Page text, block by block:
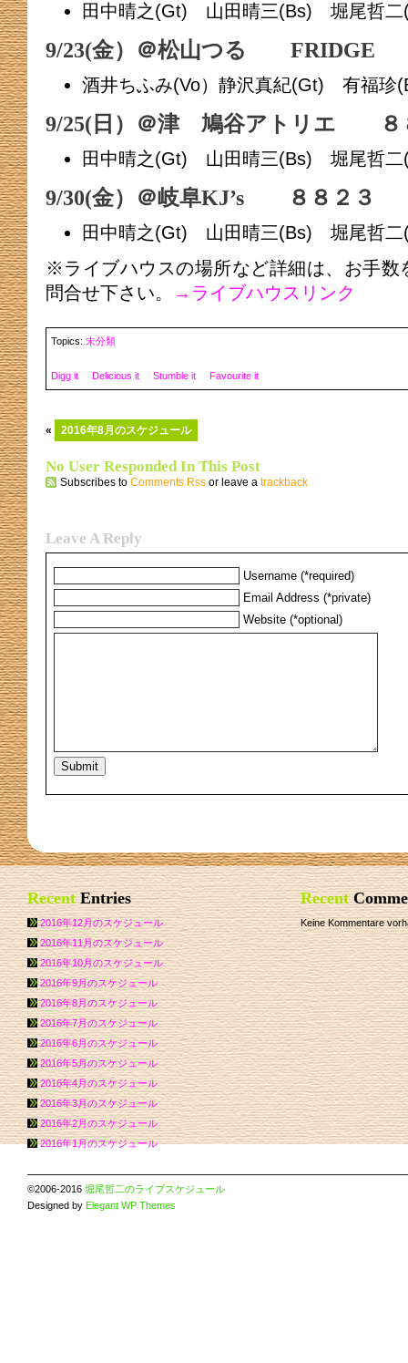
田中晴之(Gt) 山田晴三(Bs) 堀尾哲
9/23(金）＠松山つる
酒井ちふみ(Vo）静沢真紀(Gt) 有福
9/25(日）＠津 鳩谷アトリエ ８
田中晴之(Gt) 山田晴三(Bs) 堀尾哲
9/30(金）＠岐阜KJ’s ８８２３
田中晴之(Gt) 山田晴三(Bs) 堀尾哲
※ライブハウスの場所など詳細は、お手数
問合せ下さい。
→ライブハウスリンク
Topics: 未分類
Digg it Delicious it Stumble it Favourite it
« 2016年8月のスケジュール
No User Responded In This Post
Subscribes to Comments Rss or leave a trackback
Leave A Reply
Username (*required)
Email Address (*private)
Website (*optional)
RecentEntries
2016年12月のスケジュール
2016年11月のスケジュール
2016年10月のスケジュール
2016年9月のスケジュール
2016年8月のスケジュール
2016年7月のスケジュール
2016年6月のスケジュール
2016年5月のスケジュール
2016年4月のスケジュール
2016年3月のスケジュール
2016年2月のスケジュール
2016年1月のスケジュール
Recent
Keine Kommentare
©2006-2016 堀尾哲二のライブスケジュール
Designed by Elegant WP Themes